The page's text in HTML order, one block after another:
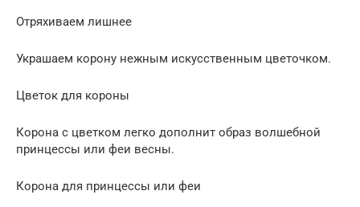
Отряхиваем лишнее
Украшаем корону нежным искусственным цветочком.
Цветок для короны
Корона с цветком легко дополнит образ волшебной
принцессы или феи весны.
Корона для принцессы или феи